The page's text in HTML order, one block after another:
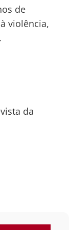
de
violência,
da